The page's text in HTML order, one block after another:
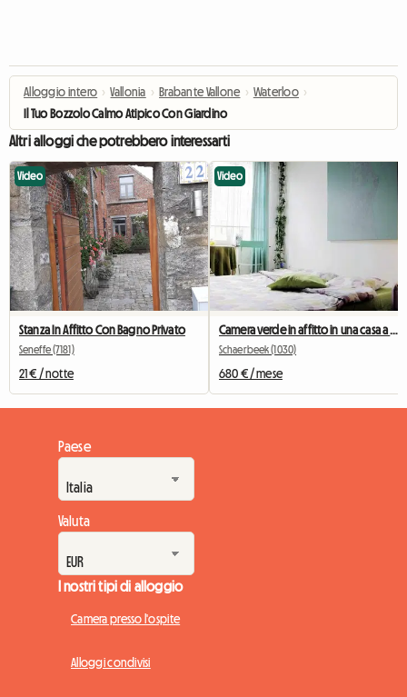
Alloggio intero › Vallonia › Brabante Vallone › Waterloo ›
Il Tuo Bozzolo Calmo Atipico Con Giardino
Altri alloggi che potrebbero interessarti
Video
Stanza In Affitto Con Bagno Privato
Seneffe (7181)
21 € / notte
Video
Schaerbeek (1030)
680 € / mese
Paese
Valuta
I nostri tipi di alloggio
Camera presso l'ospite
Alloggi condivisi